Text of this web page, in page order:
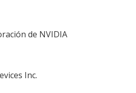
de NVIDIA
Inc.